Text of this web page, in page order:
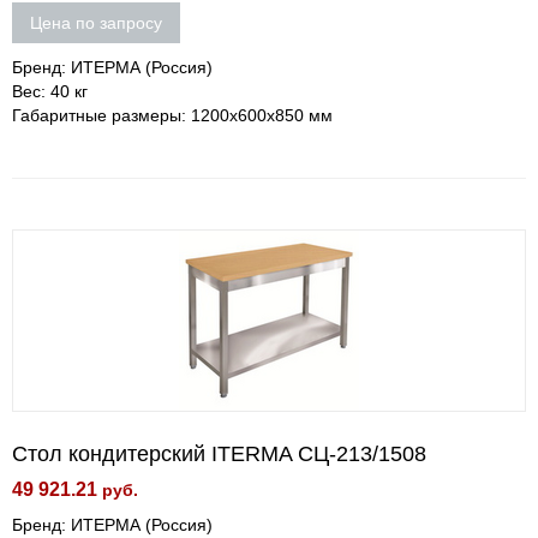
Цена по запросу
Бренд: ИТЕРМА (Россия)
Вес: 40 кг
Габаритные размеры: 1200x600x850 мм
Стол кондитерский ITERMA СЦ-213/1508
49 921.21 руб.
Бренд: ИТЕРМА (Россия)